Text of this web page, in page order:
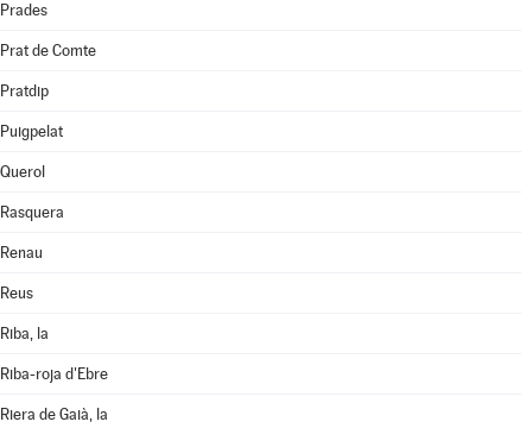
Prades
Prat de Comte
Pratdip
Puigpelat
Querol
Rasquera
Renau
Reus
Riba, la
Riba-roja d'Ebre
Riera de Gaià, la